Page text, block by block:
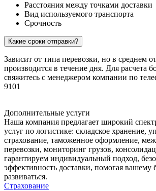
Расстояния между точками доставки
Вид используемого транспорта
Срочность
Какие сроки отправки?
Зависит от типа перевозки, но в среднем
производится в течение дня. Для расчета
свяжитесь с менеджером компании по
9101
Дополнительные услуги
Наша компания предлагает широкий
услуг по логистике: складское хранение,
страхование, таможенное оформление,
перевозки, мониторинг грузов,
гарантируем индивидуальный подход,
эффективность доставки, помогая вашему
развиваться.
Страхование